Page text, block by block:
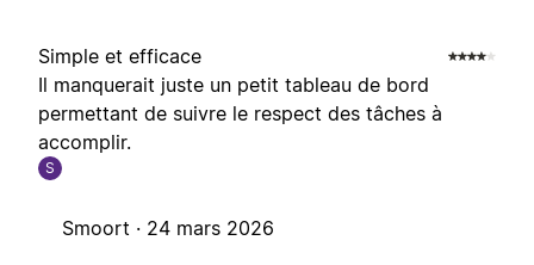
Simple et efficace
Il manquerait juste un petit tableau de bord
permettant de suivre le respect des tâches à
accomplir.
S
Smoort · 24 mars 2026